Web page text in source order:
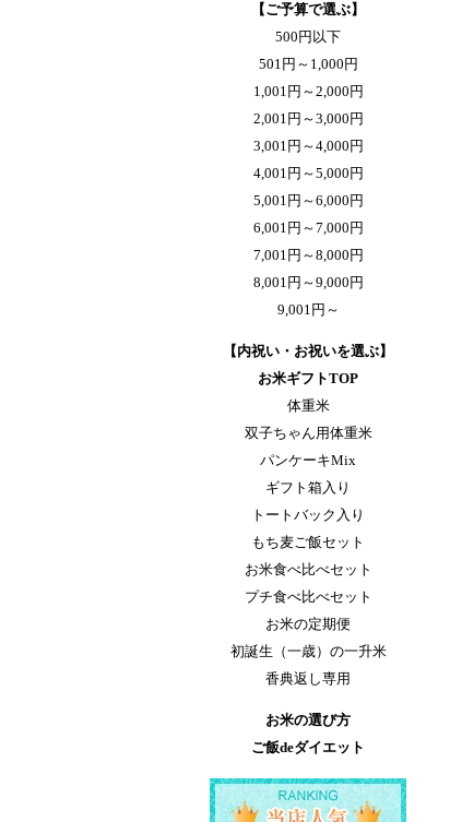
【ご予算で選ぶ】
500円以下
501円～1,000円
1,001円～2,000円
2,001円～3,000円
3,001円～4,000円
4,001円～5,000円
5,001円～6,000円
6,001円～7,000円
7,001円～8,000円
8,001円～9,000円
9,001円～
【内祝い・お祝いを選ぶ】
お米ギフトTOP
体重米
双子ちゃん用体重米
パンケーキMix
ギフト箱入り
トートバック入り
もち麦ご飯セット
お米食べ比べセット
プチ食べ比べセット
お米の定期便
初誕生（一歳）の一升米
香典返し専用
お米の選び方
ご飯deダイエット